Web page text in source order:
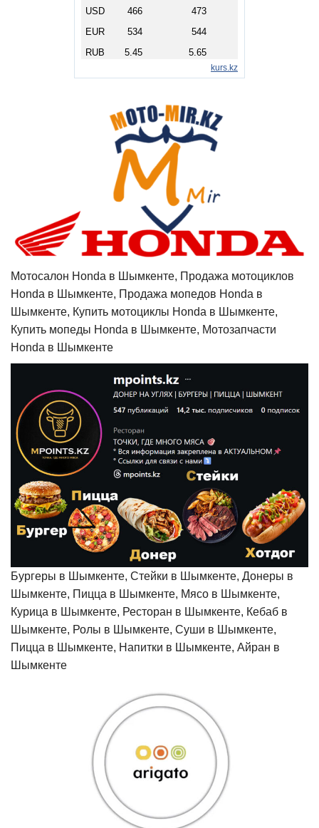
Мотосалон Honda в Шымкенте, Продажа мотоциклов
Honda в Шымкенте, Продажа мопедов Honda в
Шымкенте, Купить мотоциклы Honda в Шымкенте,
Купить мопеды Honda в Шымкенте, Мотозапчасти
Honda в Шымкенте
Бургеры в Шымкенте, Стейки в Шымкенте, Донеры в
Шымкенте, Пицца в Шымкенте, Мясо в Шымкенте,
Курица в Шымкенте, Ресторан в Шымкенте, Кебаб в
Шымкенте, Ролы в Шымкенте, Суши в Шымкенте,
Пицца в Шымкенте, Напитки в Шымкенте, Айран в
Шымкенте